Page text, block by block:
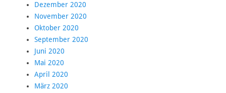
Dezember 2020
November 2020
Oktober 2020
September 2020
Juni 2020
Mai 2020
April 2020
März 2020